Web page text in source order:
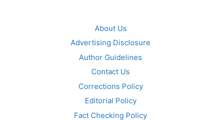
About Us
Advertising Disclosure
Author Guidelines
Contact Us
Corrections Policy
Editorial Policy
Fact Checking Policy